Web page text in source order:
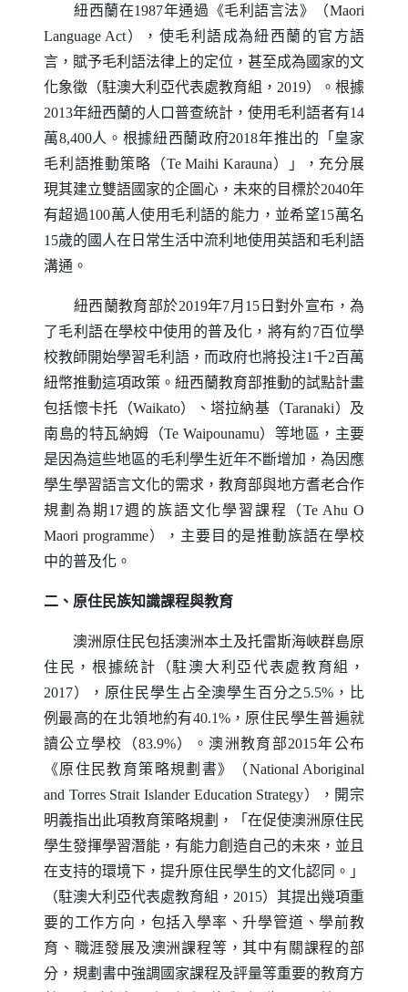
紐西蘭在1987年通過《毛利語言法》（Maori
Language Act），使毛利語成為紐西蘭的官方語
言，賦予毛利語法律上的定位，甚至成為國家的文
化象徵（駐澳大利亞代表處教育組，2019）。根據
2013年紐西蘭的人口普查統計，使用毛利語者有14
萬8,400人。根據紐西蘭政府2018年推出的「皇家
毛利語推動策略（Te Maihi Karauna）」，充分展
現其建立雙語國家的企圖心，未來的目標於2040年
有超過100萬人使用毛利語的能力，並希望15萬名
15歲的國人在日常生活中流利地使用英語和毛利語
溝通。
紐西蘭教育部於2019年7月15日對外宣布，為
了毛利語在學校中使用的普及化，將有約7百位學
校教師開始學習毛利語，而政府也將投注1千2百萬
紐幣推動這項政策。紐西蘭教育部推動的試點計畫
包括懷卡托（Waikato）、塔拉納基（Taranaki）及
南島的特瓦納姆（Te Waipounamu）等地區，主要
是因為這些地區的毛利學生近年不斷增加，為因應
學生學習語言文化的需求，教育部與地方耆老合作
規劃為期17週的族語文化學習課程（Te Ahu O
Maori programme），主要目的是推動族語在學校
中的普及化。
二、原住民族知識課程與教育
澳洲原住民包括澳洲本土及托雷斯海峽群島原
住民，根據統計（駐澳大利亞代表處教育組，
2017），原住民學生占全澳學生百分之5.5%，比
例最高的在北領地約有40.1%，原住民學生普遍就
讀公立學校（83.9%）。澳洲教育部2015年公布
《原住民教育策略規劃書》（National Aboriginal
and Torres Strait Islander Education Strategy），開宗
明義指出此項教育策略規劃，「在促使澳洲原住民
學生發揮學習潛能，有能力創造自己的未來，並且
在支持的環境下，提升原住民學生的文化認同。」
（駐澳大利亞代表處教育組，2015）其提出幾項重
要的工作方向，包括入學率、升學管道、學前教
育、職涯發展及澳洲課程等，其中有關課程的部
分，規劃書中強調國家課程及評量等重要的教育方